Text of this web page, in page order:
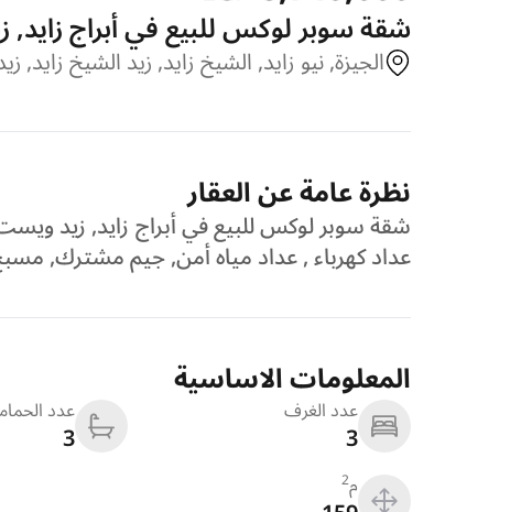
شقة سوبر لوكس للبيع في أبراج زايد,
الجيزة, نيو زايد, الشيخ زايد, زيد الشيخ زايد,
نظرة عامة عن العقار
شقة سوبر لوكس للبيع في أبراج زايد, زيد
عداد كهرباء , عداد مياه أمن, جيم مشترك,
المعلومات الاساسية
عدد الغرف
3
عدد
3
م2